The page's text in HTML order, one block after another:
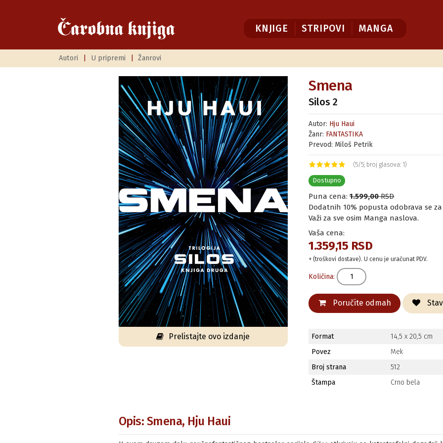
KNJIGE STRIPOVI MANGA
Autori U pripremi Žanrovi
Prelistajte ovo izdanje
Smena
Silos 2
Autor: Hju Haui
Žanr: FANTASTIKA
Prevod: Miloš Petrik
(5/5; broj glasova: 1)
Dostupno
Puna cena:1.599,00RSD
Dodatnih 10% popusta odobrava se
Važi za sve osim Manga naslova.
Vaša cena:
1.359,15 RSD
+ (troškovi dostave). U cenu je uračunat PDV.
Količina:
Poručite odmah
Format
14,5 x 20,5 cm
Povez
Mek
Broj strana
512
Štampa
Crno bela
Opis: Smena, Hju Haui